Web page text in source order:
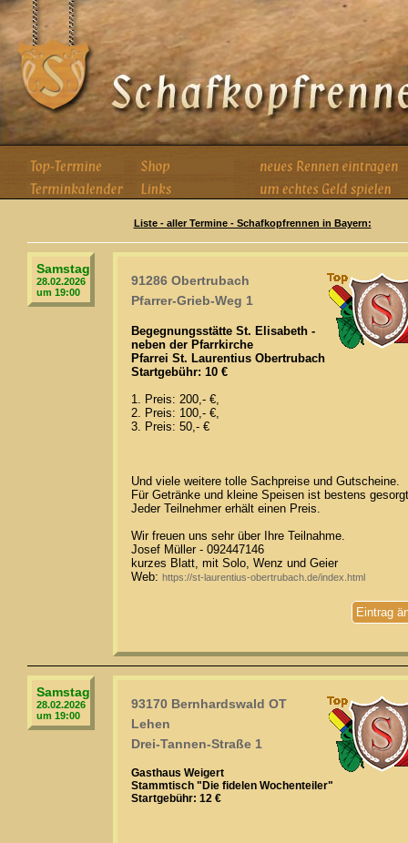
Liste - aller Termine - Schafkopfrennen in Bayern:
Samstag
28.02.2026
um 19:00
91286 Obertrubach
Pfarrer-Grieb-Weg 1
Begegnungsstätte St. Elisabeth -
neben der Pfarrkirche
Pfarrei St. Laurentius Obertrubach
Startgebühr: 10 €
1. Preis: 200,- €,
2. Preis: 100,- €,
3. Preis: 50,- €
Und viele weitere tolle Sachpreise und Gutscheine.
Für Getränke und kleine Speisen ist bestens
Jeder Teilnehmer erhält einen Preis.
Wir freuen uns sehr über Ihre Teilnahme.
Josef Müller - 092447146
kurzes Blatt, mit Solo, Wenz und Geier
Web: https://st-laurentius-obertrubach.de/index.html
Eintrag
Samstag
28.02.2026
um 19:00
93170 Bernhardswald OT
Lehen
Drei-Tannen-Straße 1
Gasthaus Weigert
Stammtisch "Die fidelen Wochenteiler"
Startgebühr: 12 €